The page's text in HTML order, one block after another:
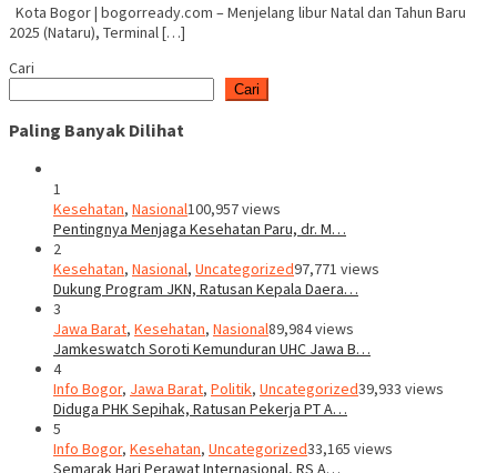
Kota Bogor | bogorready.com – Menjelang libur Natal dan Tahun Baru
2025 (Nataru), Terminal […]
Cari
Cari
Paling Banyak Dilihat
1
Kesehatan, Nasional100,957 views
Pentingnya Menjaga Kesehatan Paru, dr. M…
2
Kesehatan, Nasional, Uncategorized97,771 views
Dukung Program JKN, Ratusan Kepala Daera…
3
Jawa Barat, Kesehatan, Nasional89,984 views
Jamkeswatch Soroti Kemunduran UHC Jawa B…
4
Info Bogor, Jawa Barat, Politik, Uncategorized39,933 views
Diduga PHK Sepihak, Ratusan Pekerja PT A…
5
Info Bogor, Kesehatan, Uncategorized33,165 views
Semarak Hari Perawat Internasional, RS A…